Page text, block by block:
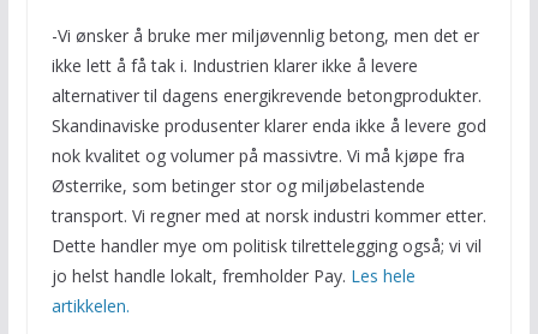
-Vi ønsker å bruke mer miljøvennlig betong, men det er
ikke lett å få tak i. Industrien klarer ikke å levere
alternativer til dagens energikrevende betongprodukter.
Skandinaviske produsenter klarer enda ikke å levere god
nok kvalitet og volumer på massivtre. Vi må kjøpe fra
Østerrike, som betinger stor og miljøbelastende
transport. Vi regner med at norsk industri kommer etter.
Dette handler mye om politisk tilrettelegging også; vi vil
jo helst handle lokalt, fremholder Pay. Les hele
artikkelen.